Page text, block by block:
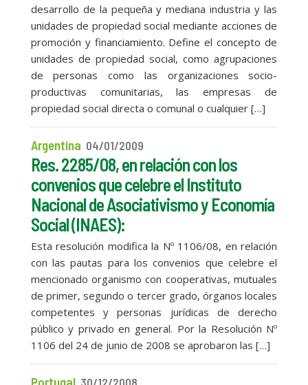
desarrollo de la pequeña y mediana industria y las
unidades de propiedad social mediante acciones de
promoción y financiamiento. Define el concepto de
unidades de propiedad social, como agrupaciones
de personas como las organizaciones socio-
productivas comunitarias, las empresas de
propiedad social directa o comunal o cualquier […]
Argentina 04/01/2009
Res. 2285/08, en relación con los
convenios que celebre el Instituto
Nacional de Asociativismo y Economía
Social (INAES):
Esta resolución modifica la Nº 1106/08, en relación
con las pautas para los convenios que celebre el
mencionado organismo con cooperativas, mutuales
de primer, segundo o tercer grado, órganos locales
competentes y personas jurídicas de derecho
público y privado en general. Por la Resolución Nº
1106 del 24 de junio de 2008 se aprobaron las […]
30/12/2008